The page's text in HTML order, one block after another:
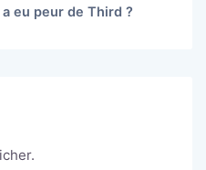
eu peur de Third ?